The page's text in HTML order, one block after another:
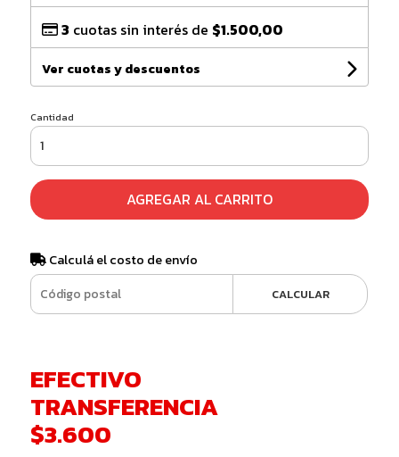
3 cuotas sin interés de $1.500,00
Ver cuotas y descuentos
Cantidad
AGREGAR AL CARRITO
Calculá el costo de envío
CALCULAR
EFECTIVO
TRANSFERENCIA
$3.600